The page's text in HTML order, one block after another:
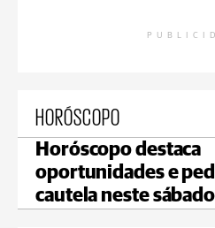
HORÓSCOPO
Horóscopo destaca
oportunidades e
cautela neste